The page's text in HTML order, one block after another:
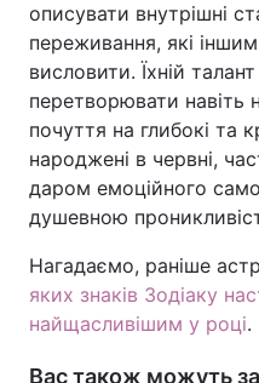
описувати внутрішні
переживання, які
висловити. Їхній
перетворювати навіть
почуття на глибокі та
народжені в червні,
даром емоційного
душевною
Нагадаємо, раніше
яких знаків Зодіаку
найщасливішим у році.
Вас також можуть